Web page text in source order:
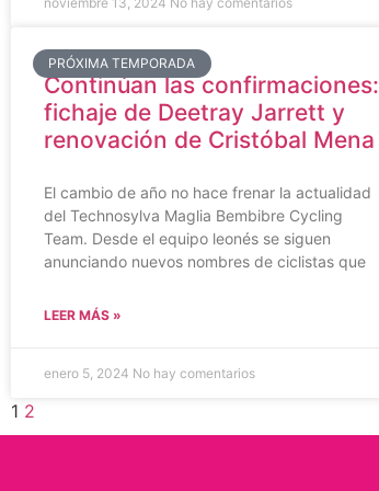
PRÓXIMA TEMPORADA
Continúan las confirmaciones:
fichaje de Deetray Jarrett y
renovación de Cristóbal Mena
El cambio de año no hace frenar la actualidad
del Technosylva Maglia Bembibre Cycling
Team. Desde el equipo leonés se siguen
anunciando nuevos nombres de ciclistas que
LEER MÁS »
enero 5, 2024 No hay comentarios
1 2